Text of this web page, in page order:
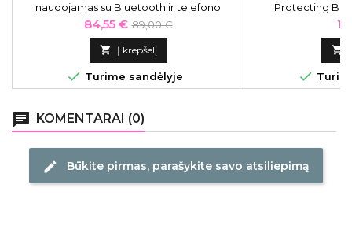
naudojamas su Bluetooth ir telefono
programėle
Kaina
84,55 € Bazinė
kaina
89,00 €
 Į krepšelį
 Turime sandėlyje
Protecting


chat KOMENTARAI (0)
edit Būkite pirmas, parašykite savo atsiliepimą